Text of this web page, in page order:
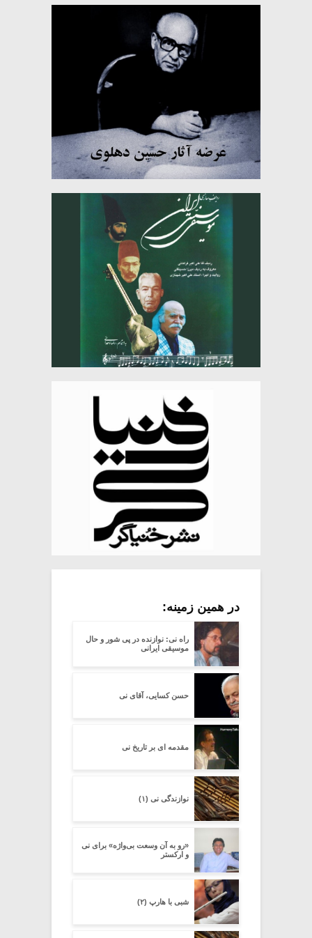
در همین زمینه:
راه نی: نوازنده در پی شور و حال
موسیقی ایرانی
حسن کسایی، آقای نی
مقدمه ای بر تاریخ نی
نوازندگی نی (۱)
«رو به آن وسعت بی‌واژه» برای نی
و ارکستر
شبی با هارپ (۲)